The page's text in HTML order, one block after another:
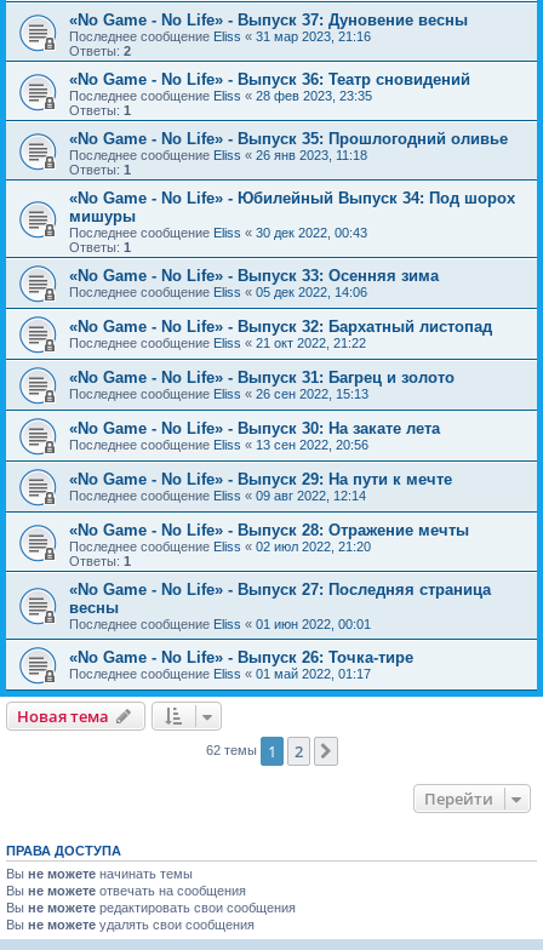
«No Game - No Life» - Выпуск 37: Дуновение весны
Последнее сообщение Eliss « 31 мар 2023, 21:16
Ответы: 2
«No Game - No Life» - Выпуск 36: Театр сновидений
Последнее сообщение Eliss « 28 фев 2023, 23:35
Ответы: 1
«No Game - No Life» - Выпуск 35: Прошлогодний оливье
Последнее сообщение Eliss « 26 янв 2023, 11:18
Ответы: 1
«No Game - No Life» - Юбилейный Выпуск 34: Под шорох
мишуры
Последнее сообщение Eliss « 30 дек 2022, 00:43
Ответы: 1
«No Game - No Life» - Выпуск 33: Осенняя зима
Последнее сообщение Eliss « 05 дек 2022, 14:06
«No Game - No Life» - Выпуск 32: Бархатный листопад
Последнее сообщение Eliss « 21 окт 2022, 21:22
«No Game - No Life» - Выпуск 31: Багрец и золото
Последнее сообщение Eliss « 26 сен 2022, 15:13
«No Game - No Life» - Выпуск 30: На закате лета
Последнее сообщение Eliss « 13 сен 2022, 20:56
«No Game - No Life» - Выпуск 29: На пути к мечте
Последнее сообщение Eliss « 09 авг 2022, 12:14
«No Game - No Life» - Выпуск 28: Отражение мечты
Последнее сообщение Eliss « 02 июл 2022, 21:20
Ответы: 1
«No Game - No Life» - Выпуск 27: Последняя страница
весны
Последнее сообщение Eliss « 01 июн 2022, 00:01
«No Game - No Life» - Выпуск 26: Точка-тире
Последнее сообщение Eliss « 01 май 2022, 01:17
Новая тема
62 темы 1 2
Перейти
ПРАВА ДОСТУПА
Вы не можете начинать темы
Вы не можете отвечать на сообщения
Вы не можете редактировать свои сообщения
Вы не можете удалять свои сообщения